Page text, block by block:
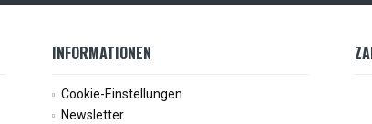
INFORMATIONEN
Cookie-Einstellungen
Newsletter